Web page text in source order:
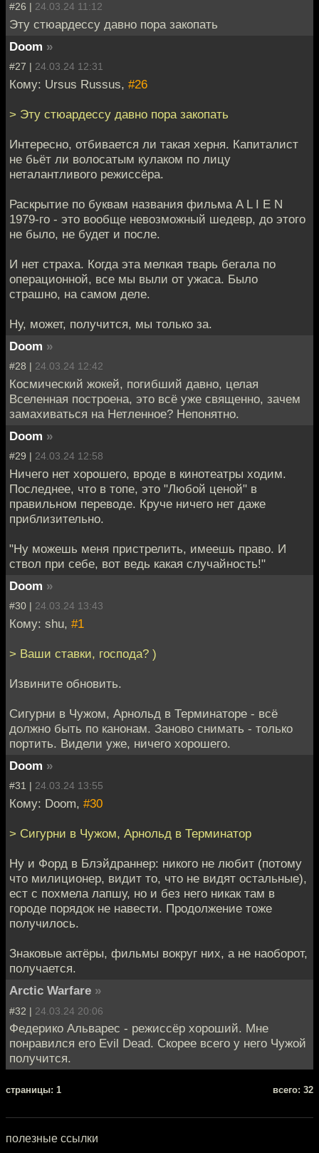
#26 | 24.03.24 11:12
Эту стюардессу давно пора закопать
Doom »
#27 | 24.03.24 12:31
Кому: Ursus Russus, #26
> Эту стюардессу давно пора закопать
Интересно, отбивается ли такая херня. Капиталист
не бьёт ли волосатым кулаком по лицу
неталантливого режиссёра.
Раскрытие по буквам названия фильма A L I E N
1979-го - это вообще невозможный шедевр, до этого
не было, не будет и после.
И нет страха. Когда эта мелкая тварь бегала по
операционной, все мы выли от ужаса. Было
страшно, на самом деле.
Ну, может, получится, мы только за.
Doom »
#28 | 24.03.24 12:42
Космический жокей, погибший давно, целая
Вселенная построена, это всё уже священно, зачем
замахиваться на Нетленное? Непонятно.
Doom »
#29 | 24.03.24 12:58
Ничего нет хорошего, вроде в кинотеатры ходим.
Последнее, что в топе, это "Любой ценой" в
правильном переводе. Круче ничего нет даже
приблизительно.
"Ну можешь меня пристрелить, имеешь право. И
ствол при себе, вот ведь какая случайность!"
Doom »
#30 | 24.03.24 13:43
Кому: shu, #1
> Ваши ставки, господа? )
Извините обновить.
Сигурни в Чужом, Арнольд в Терминаторе - всё
должно быть по канонам. Заново снимать - только
портить. Видели уже, ничего хорошего.
Doom »
#31 | 24.03.24 13:55
Кому: Doom, #30
> Сигурни в Чужом, Арнольд в Терминатор
Ну и Форд в Блэйдраннер: никого не любит (потому
что милиционер, видит то, что не видят остальные),
ест с похмела лапшу, но и без него никак там в
городе порядок не навести. Продолжение тоже
получилось.
Знаковые актёры, фильмы вокруг них, а не наоборот,
получается.
Arctic Warfare »
#32 | 24.03.24 20:06
Федерико Альварес - режиссёр хороший. Мне
понравился его Evil Dead. Скорее всего у него Чужой
получится.
cтраницы: 1 всего: 32
полезные ссылки